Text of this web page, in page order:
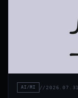
AI/MI // 2026.07.31